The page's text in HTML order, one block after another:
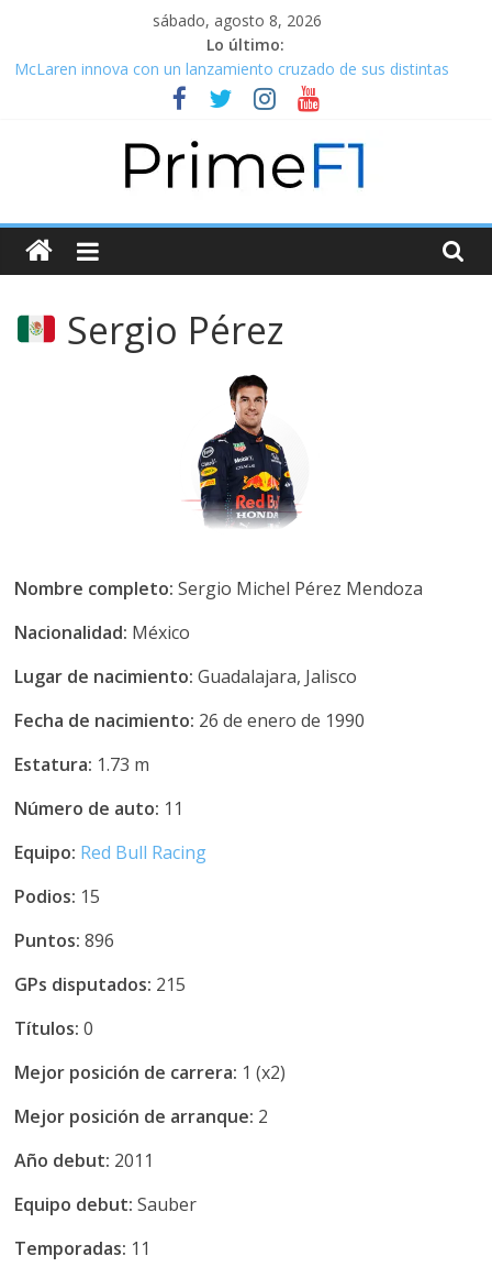
sábado, agosto 8, 2026
Lo último:
McLaren innova con un lanzamiento cruzado de sus distintas
La salida de Masi: Simplemente una necesidad de mejora
Alpine se pinta color de rosa y lanza su A522 con dos caras
en la F1
Alpha Tauri lanza el AT03, su ícono de la moda rumbo a las
Sergio Pérez
Nombre completo: Sergio Michel Pérez Mendoza
Nacionalidad: México
Lugar de nacimiento: Guadalajara, Jalisco
Fecha de nacimiento: 26 de enero de 1990
Estatura: 1.73 m
Número de auto: 11
Equipo: Red Bull Racing
Podios: 15
Puntos: 896
GPs disputados: 215
Títulos: 0
Mejor posición de carrera: 1 (x2)
Mejor posición de arranque: 2
Año debut: 2011
Equipo debut: Sauber
Temporadas: 11